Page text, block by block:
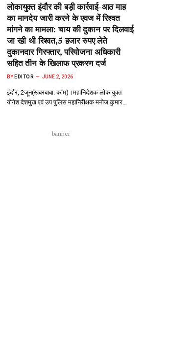
लोकायुक्त इंदौर की बड़ी कार्रवाई-आठ माह
का मानदेय जारी करने के एवज में रिश्वत
मांगने का मामला: चाय की दुकान पर दिलवाई
जा रही थी रिश्वत,5 हजार रुपए लेते
दुकानदार गिरफ्तार, परियोजना अधिकारी
सहित तीन के खिलाफ प्रकरण दर्ज
BY EDITOR JUNE 2, 2026
इंदौर, 2जून(खबरबाबा. कॉम)।महानिदेशक लोकायुक्त
योगेश देशमुख एवं उप पुलिस महानिरीक्षक मनोज कुमार…
banner